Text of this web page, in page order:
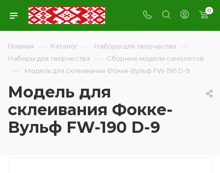
0
Главная — Каталог — Наборы для творчества —
Наборы для творчества — Сборные модели самолетов
— Модель для склеивания Фокке-Вульф FW-190 D-9
Модель для
склеивания Фокке-
Вульф FW-190 D-9